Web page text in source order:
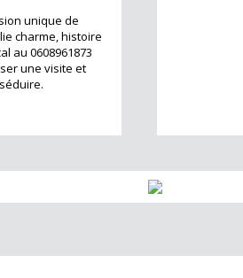
unique de
charme, histoire
au 0608961873
une visite et